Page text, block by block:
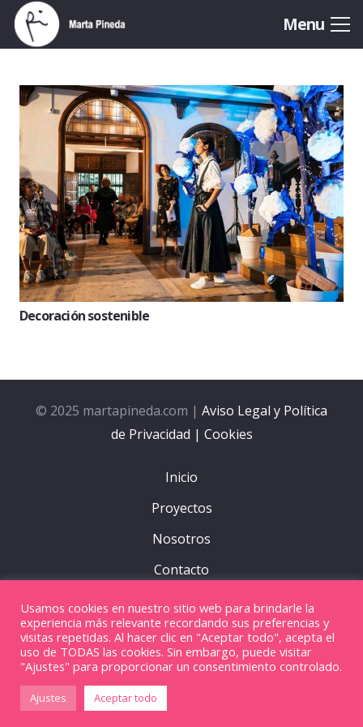
Menu
Decoración sostenible
© 2025 martapineda.com | Aviso Legal y Política
de Privacidad | Cookies
Inicio
Proyectos
Nosotros
Contacto
Tarifas
Blog
Usamos cookies en nuestro sitio web para brindarle la
experiencia más relevante recordando sus preferencias y
visitas repetidas. Al hacer clic en "Aceptar todo", acepta el
uso de TODAS las cookies. Sin embargo, puede visitar
"Ajustes" para proporcionar un consentimiento controlado.
Ajustes Aceptar todo